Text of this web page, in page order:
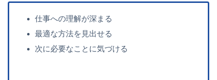
仕事への理解が深まる
最適な方法を見出せる
次に必要なことに気づける